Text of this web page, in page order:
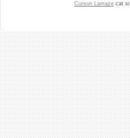
Cursuri Lamazecat si